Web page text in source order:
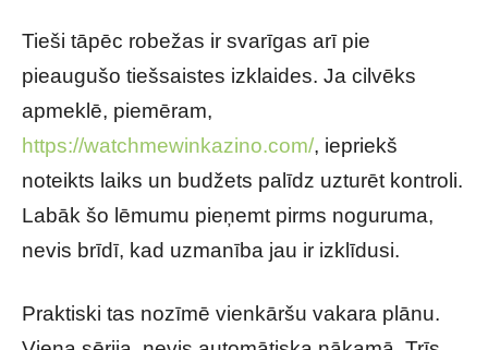
Tieši tāpēc robežas ir svarīgas arī pie
pieaugušo tiešsaistes izklaides. Ja cilvēks
apmeklē, piemēram,
https://watchmewinkazino.com/, iepriekš
noteikts laiks un budžets palīdz uzturēt kontroli.
Labāk šo lēmumu pieņemt pirms noguruma,
nevis brīdī, kad uzmanība jau ir izklīdusi.
Praktiski tas nozīmē vienkāršu vakara plānu.